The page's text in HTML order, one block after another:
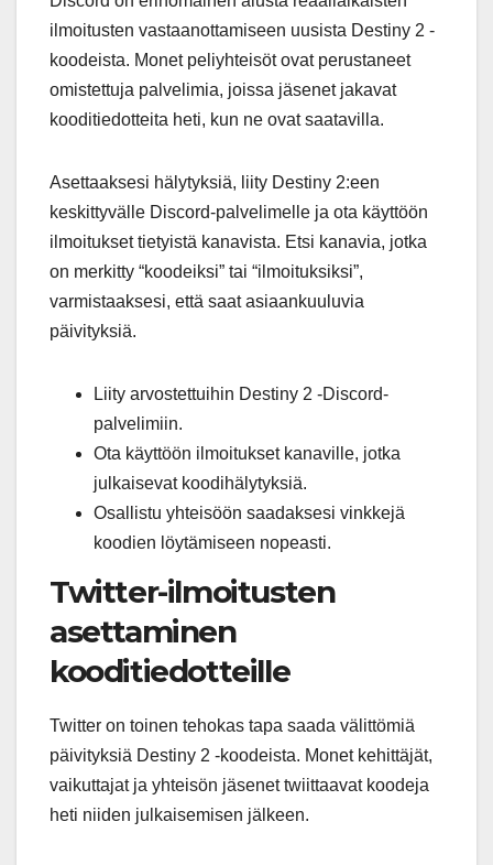
ilmoitusten vastaanottamiseen uusista Destiny 2 -
koodeista. Monet peliyhteisöt ovat perustaneet
omistettuja palvelimia, joissa jäsenet jakavat
kooditiedotteita heti, kun ne ovat saatavilla.
Asettaaksesi hälytyksiä, liity Destiny 2:een
keskittyvälle Discord-palvelimelle ja ota käyttöön
ilmoitukset tietyistä kanavista. Etsi kanavia, jotka
on merkitty “koodeiksi” tai “ilmoituksiksi”,
varmistaaksesi, että saat asiaankuuluvia
päivityksiä.
Liity arvostettuihin Destiny 2 -Discord-
palvelimiin.
Ota käyttöön ilmoitukset kanaville, jotka
julkaisevat koodihälytyksiä.
Osallistu yhteisöön saadaksesi vinkkejä
koodien löytämiseen nopeasti.
Twitter-ilmoitusten
asettaminen
kooditiedotteille
Twitter on toinen tehokas tapa saada välittömiä
päivityksiä Destiny 2 -koodeista. Monet kehittäjät,
vaikuttajat ja yhteisön jäsenet twiittaavat koodeja
heti niiden julkaisemisen jälkeen.